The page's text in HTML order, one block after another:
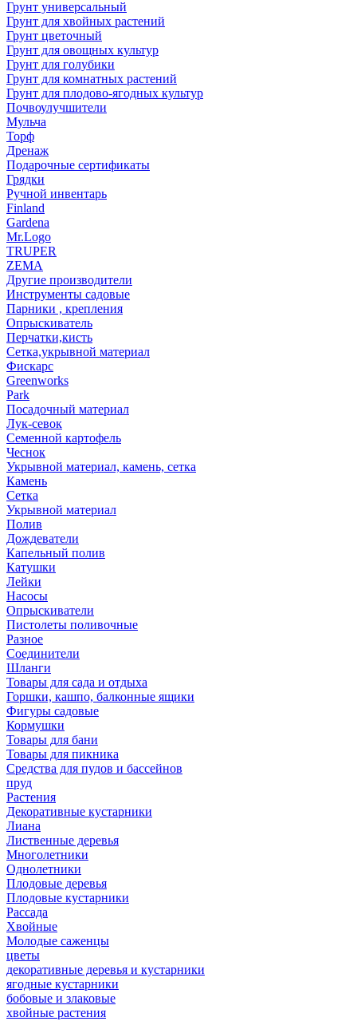
Грунт универсальный
Грунт для хвойных растений
Грунт цветочный
Грунт для овощных культур
Грунт для голубики
Грунт для комнатных растений
Грунт для плодово-ягодных культур
Почвоулучшители
Мульча
Торф
Дренаж
Подарочные сертификаты
Грядки
Ручной инвентарь
Finland
Gardena
Mr.Logo
TRUPER
ZEMA
Другие производители
Инструменты садовые
Парники , крепления
Опрыскиватель
Перчатки,кисть
Сетка,укрывной материал
Фискарс
Greenworks
Park
Посадочный материал
Лук-севок
Семенной картофель
Чеснок
Укрывной материал, камень, сетка
Камень
Сетка
Укрывной материал
Полив
Дождеватели
Капельный полив
Катушки
Лейки
Насосы
Опрыскиватели
Пистолеты поливочные
Разное
Соединители
Шланги
Товары для сада и отдыха
Горшки, кашпо, балконные ящики
Фигуры садовые
Кормушки
Товары для бани
Товары для пикника
Средства для пудов и бассейнов
пруд
Растения
Декоративные кустарники
Лиана
Лиственные деревья
Многолетники
Однолетники
Плодовые деревья
Плодовые кустарники
Рассада
Хвойные
Молодые саженцы
цветы
декоративные деревья и кустарники
ягодные кустарники
бобовые и злаковые
хвойные растения